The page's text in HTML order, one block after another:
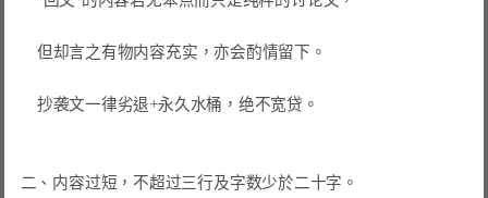
二、内容过短，不超过三行及字数少於二十字。